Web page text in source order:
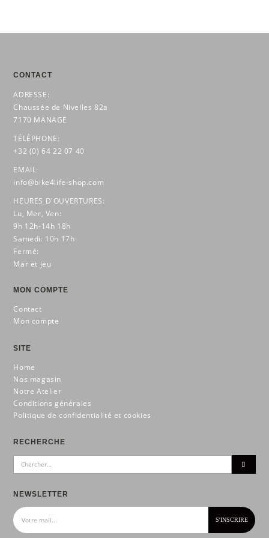
CONTACT
ADRESSE:
Chaussée de Nivelles 82a
7170 MANAGE
TÉLÉPHONE:
+32 (0) 64 22 07 40
EMAIL:
info@bike4life-shop.com
HEURES D'OUVERTURES:
Lu, Mer, Ven:
9h 12h-14h 18h
Samedi: 10h 17h
Fermé:
Mar et jeu
MON COMPTE
Contact
Mon compte
SITE
Home
Nos magasin
Notre Atelier
Conditions générales
Politique de confidentialité et cookies
RECHERCHE
NEWSLETTER